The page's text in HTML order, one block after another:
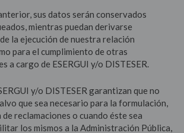
sus datos serán conservados
mientras puedan derivarse
la ejecución de nuestra relación
para el cumplimiento de otras
a cargo de ESERGUI y/o DISTESER.
y/o DISTESER garantizan que no
que sea necesario para la formulación,
reclamaciones o cuando éste sea
los mismos a la Administración Pública,